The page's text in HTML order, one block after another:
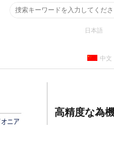
日本語
中文
高精度な為